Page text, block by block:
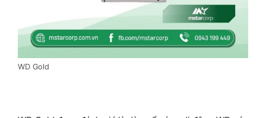
WD Gold